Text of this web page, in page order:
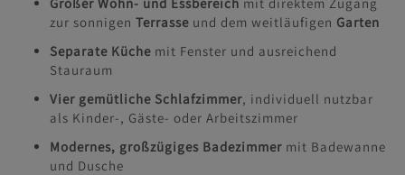
zur sonnigen Terrasse und dem weitläufigen Garten
Separate Küche mit Fenster und ausreichend
Stauraum
Vier gemütliche Schlafzimmer, individuell nutzbar
als Kinder-, Gäste- oder Arbeitszimmer
Modernes, großzügiges Badezimmer mit Badewanne
und Dusche